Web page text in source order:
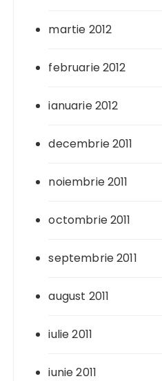
martie 2012
februarie 2012
ianuarie 2012
decembrie 2011
noiembrie 2011
octombrie 2011
septembrie 2011
august 2011
iulie 2011
iunie 2011